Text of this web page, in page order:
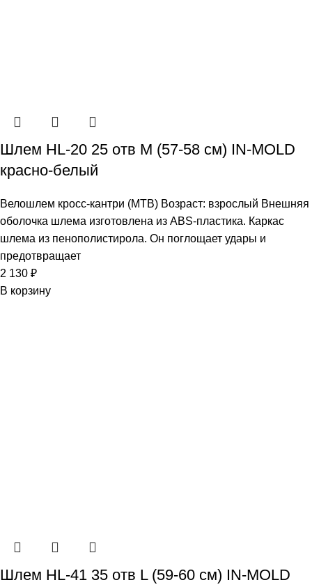
Шлем HL-20 25 отв M (57-58 см) IN-MOLD
красно-белый
Велошлем кросс-кантри (МТВ) Возраст: взрослый Внешняя
оболочка шлема изготовлена из ABS-пластика. Каркас
шлема из пенополистирола. Он поглощает удары и
предотвращает
2 130 ₽
В корзину
Шлем HL-41 35 отв L (59-60 см) IN-MOLD